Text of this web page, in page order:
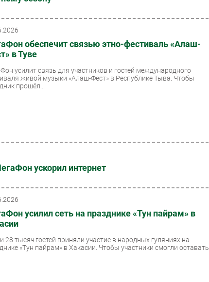
обеспечит связью этно-фестиваль «Алаш-
в Туве
усилит связь для участников и гостей международного
живой музыки «Алаш-Фест» в Республике Тыва. Чтобы
прошёл...
ускорил интернет
усилил сеть на празднике «Тун пайрам» в
28 тысяч гостей приняли участие в народных гуляниях на
«Тун пайрам» в Хакасии. Чтобы участники смогли